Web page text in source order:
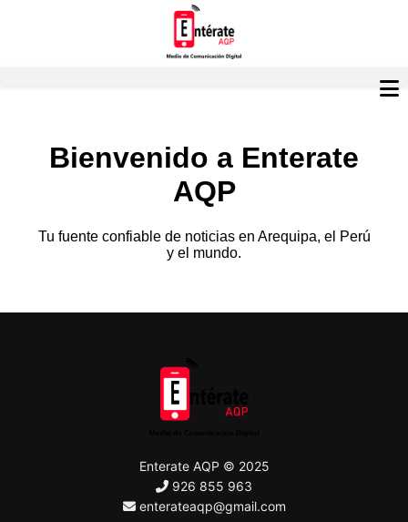
Bienvenido a Enterate
AQP
Tu fuente confiable de noticias en Arequipa, el Perú
y el mundo.
Enterate AQP © 2025
926 855 963
enterateaqp@gmail.com